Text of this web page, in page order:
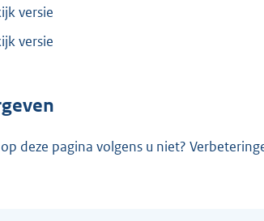
versie
versie
deze pagina volgens u niet?